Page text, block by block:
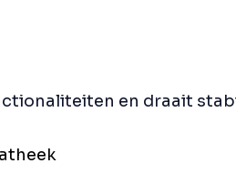
en draait